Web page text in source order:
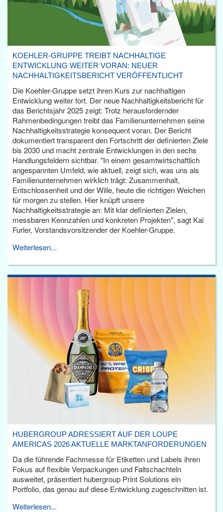
KOEHLER-GRUPPE TREIBT NACHHALTIGE
ENTWICKLUNG WEITER VORAN: NEUER
NACHHALTIGKEITSBERICHT VERÖFFENTLICHT
Die Koehler-Gruppe setzt ihren Kurs zur nachhaltigen
Entwicklung weiter fort. Der neue Nachhaltigkeitsbericht für
das Berichtsjahr 2025 zeigt: Trotz herausfordernder
Rahmenbedingungen treibt das Familienunternehmen seine
Nachhaltigkeitsstrategie konsequent voran. Der Bericht
dokumentiert transparent den Fortschritt der definierten Ziele
bis 2030 und macht zentrale Entwicklungen in den sechs
Handlungsfeldern sichtbar. "In einem gesamtwirtschaftlich
angespannten Umfeld, wie aktuell, zeigt sich, was uns als
Familienunternehmen wirklich trägt: Zusammenhalt,
Entschlossenheit und der Wille, heute die richtigen Weichen
für morgen zu stellen. Hier knüpft unsere
Nachhaltigkeitsstrategie an: Mit klar definierten Zielen,
messbaren Kennzahlen und konkreten Projekten", sagt Kai
Furler, Vorstandsvorsitzender der Koehler-Gruppe.
Weiterlesen...
HUBERGROUP ADRESSIERT AUF DER LOUPE
AMERICAS 2026 AKTUELLE MARKTANFORDERUNGEN
Da die führende Fachmesse für Etiketten und Labels ihren
Fokus auf flexible Verpackungen und Faltschachteln
ausweitet, präsentiert hubergroup Print Solutions ein
Portfolio, das genau auf diese Entwicklung zugeschnitten ist.
Weiterlesen...